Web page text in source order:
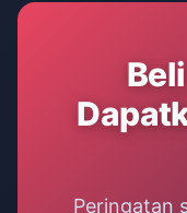
Peringatan